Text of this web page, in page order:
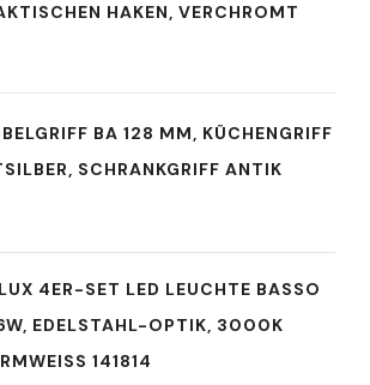
HAKEN, VERCHROMT
BA 128 MM, KÜCHENGRIFF
SCHRANKGRIFF ANTIK
4ER-SET LED LEUCHTE BASSO
EDELSTAHL-OPTIK, 3000K
141814